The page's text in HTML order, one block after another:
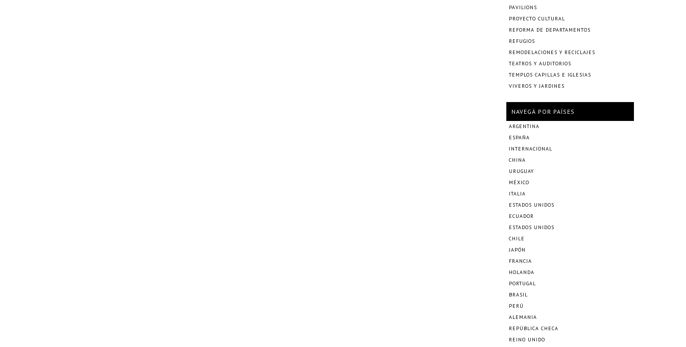
PAVILIONS
PROYECTO CULTURAL
REFORMA DE DEPARTAMENTOS
REFUGIOS
REMODELACIONES Y RECICLAJES
TEATROS Y AUDITORIOS
TEMPLOS CAPILLAS E IGLESIAS
VIVEROS Y JARDINES
NAVEGÁ POR PAÍSES
ARGENTINA
ESPAÑA
INTERNACIONAL
CHINA
URUGUAY
MÉXICO
ITALIA
ESTADOS UNIDOS
ECUADOR
ESTADOS UNIDOS
CHILE
JAPÓN
FRANCIA
HOLANDA
PORTUGAL
BRASIL
PERÚ
ALEMANIA
REPÚBLICA CHECA
REINO UNIDO